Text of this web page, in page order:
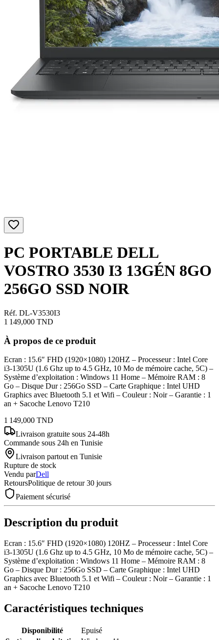
PC PORTABLE DELL
VOSTRO 3530 I3 13GÉN 8GO
256GO SSD NOIR
Réf. DL-V3530I3
1 149,000 TND
À propos de ce produit
Ecran : 15.6″ FHD (1920×1080) 120HZ – Processeur : Intel Core
i3-1305U (1.6 Ghz up to 4.5 GHz, 10 Mo de mémoire cache, 5C) –
Système d’exploitation : Windows 11 Home – Mémoire RAM : 8
Go – Disque Dur : 256Go SSD – Carte Graphique : Intel UHD
Graphics avec Bluetooth 5.1 et Wifi – Couleur : Noir – Garantie : 1
an + Sacoche Lenovo T210
1 149,000 TND
Livraison gratuite sous 24-48h
Commande sous 24h en Tunisie
Livraison partout en Tunisie
Rupture de stock
Vendu parDell
RetoursPolitique de retour 30 jours
Paiement sécurisé
Description du produit
Ecran : 15.6″ FHD (1920×1080) 120HZ – Processeur : Intel Core
i3-1305U (1.6 Ghz up to 4.5 GHz, 10 Mo de mémoire cache, 5C) –
Système d’exploitation : Windows 11 Home – Mémoire RAM : 8
Go – Disque Dur : 256Go SSD – Carte Graphique : Intel UHD
Graphics avec Bluetooth 5.1 et Wifi – Couleur : Noir – Garantie : 1
an + Sacoche Lenovo T210
Caractéristiques techniques
Disponibilité
Epuisé